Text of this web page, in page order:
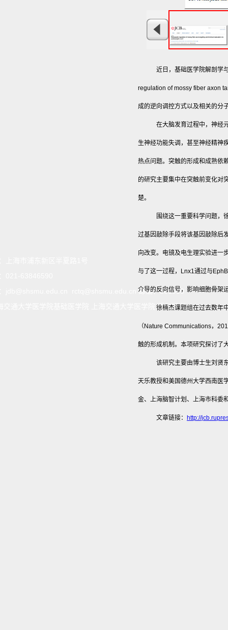
jdb@shsmu.edu.cn rctq@shsmu.edu.cn 邮编：201318
交通大学医学院基础医学院 上海交通大学医学院 版权所有
近日，基础医学院解剖学
regulation of mossy fiber axon
成的逆向调控方式以及相关的分
在大脑发育过程中，神经
生神经功能失调，甚至神经精神
热点问题。突触的形成和成熟依
的研究主要集中在突触前变化对
楚。
围绕这一重要科学问题，
过基因敲除手段将该基因敲除后
向改变。电镜及电生理实验进一
与了这一过程，Lnx1通过与
介导的反向信号，影响细胞骨架
徐楠杰课题组在过去数年
（Nature Communications，
触的形成机制。本项研究探讨了
该研究主要由博士生刘贤
天乐教授和美国德州大学西南医
金、上海脑智计划、上海市科委
文章链接： http://